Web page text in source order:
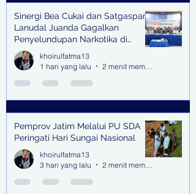
Sinergi Bea Cukai dan Satgaspam
Lanudal Juanda Gagalkan
Penyelundupan Narkotika di
Bandara Juanda
khoirulfatma13
1 hari yang lalu
Pemprov Jatim Melalui PU SDA
Peringati Hari Sungai Nasional
khoirulfatma13
3 hari yang lalu